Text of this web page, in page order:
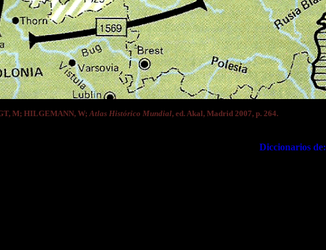
M; HILGEMANN, W;Atlas Histórico Mundial, ed. Akal, Madrid 2007, p. 264.
Diccionarios de: